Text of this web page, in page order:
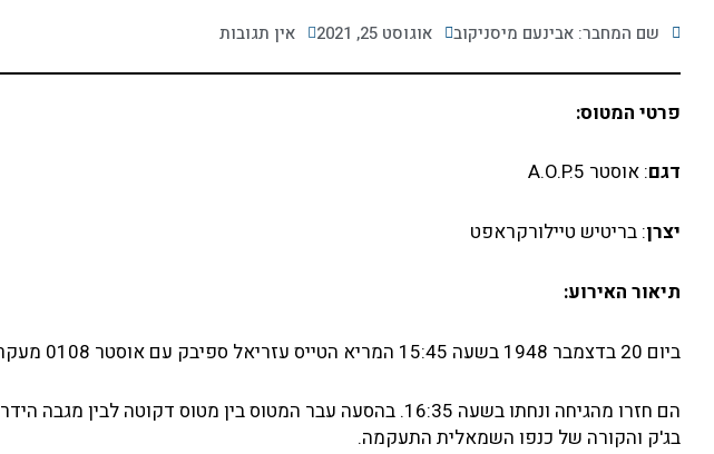
שם המחבר: אבינעם מיסניקוב אוגוסט 25, 2021 אין תגובות
פרטי המטוס:
דגם: אוסטר A.O.P.5
יצרן: בריטיש טיילורקראפט
תיאור האירוע:
ביום 20 בדצמבר 1948 בשעה 15:45 המריא הטייס עזריאל ספיבק עם אוסטר 0108 מעקרון לטיסת אימון עם המדריך אהרון בירם.
הם חזרו מהגיחה ונחתו בשעה 16:35. בהסעה עבר המטוס בין מטוס
בג'ק והקורה של כנפו השמאלית התעקמה.